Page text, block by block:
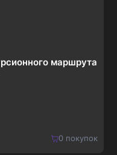
маршрута
0покупок